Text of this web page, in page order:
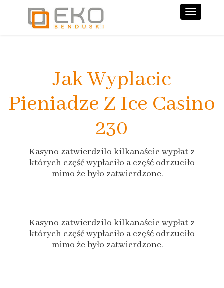
Jak Wyplacic
Pieniadze Z Ice Casino
230
Kasyno zatwierdzilo kilkanaście wypłat z
których część wypłaciło a część odrzuciło
mimo że było zatwierdzone. –
Kasyno zatwierdzilo kilkanaście wypłat z
których część wypłaciło a część odrzuciło
mimo że było zatwierdzone. –